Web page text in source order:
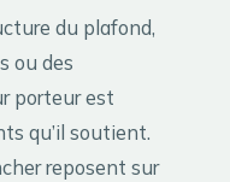
du plafond,
ou des
porteur est
qu’il soutient.
reposent sur